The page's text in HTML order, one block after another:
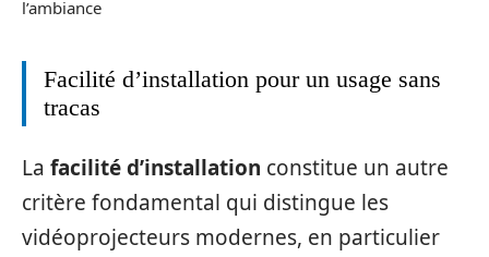
l’ambiance
Facilité d’installation pour un usage sans
tracas
La facilité d’installation constitue un autre
critère fondamental qui distingue les
vidéoprojecteurs modernes, en particulier